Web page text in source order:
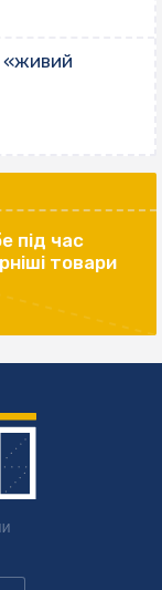
під час
товари